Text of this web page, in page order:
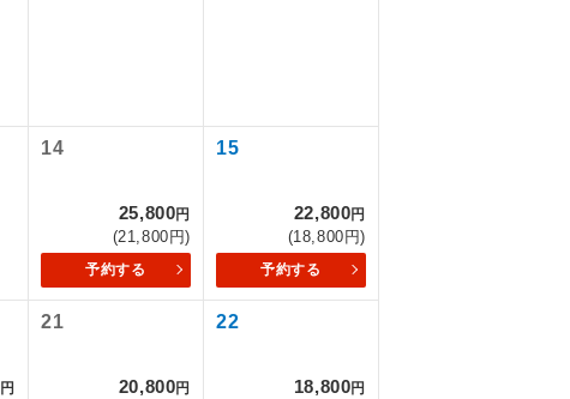
14
25,800円
(21,800円)
予約する
15
22,800円
(18,800円)
予約する
円
21
20,800円
22
18,800円
まで添乗員が
ます。